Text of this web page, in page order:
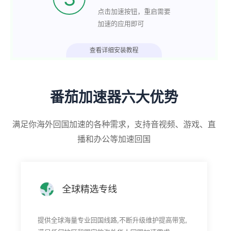
点击加速按钮，重启需要
加速的应用即可
查看详细安装教程
番茄加速器六大优势
满足你海外回国加速的各种需求，支持音视频、游戏、直
播和办公等加速回国
全球精选专线
提供全球海量专业回国线路,不断升级维护提高带宽,